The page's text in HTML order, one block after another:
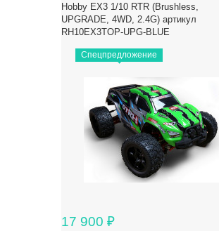
Hobby EX3 1/10 RTR (Brushless,
UPGRADE, 4WD, 2.4G) артикул
RH10EX3TOP-UPG-BLUE
Спецпредложение
17 900 ₽